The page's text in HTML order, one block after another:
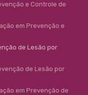
e Controle de
em Prevenção e
de Lesão por
de Lesão por
em Prevenção de